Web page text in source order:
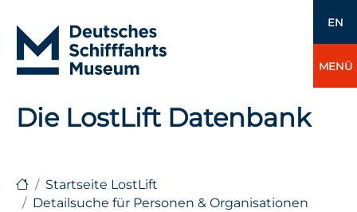
EN
MENÜ
Die LostLift Datenbank
Startseite LostLift
Detailsuche für Personen & Organisationen